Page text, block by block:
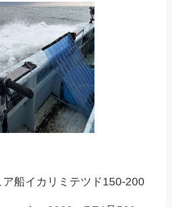
ア船イカリミテツド150-200